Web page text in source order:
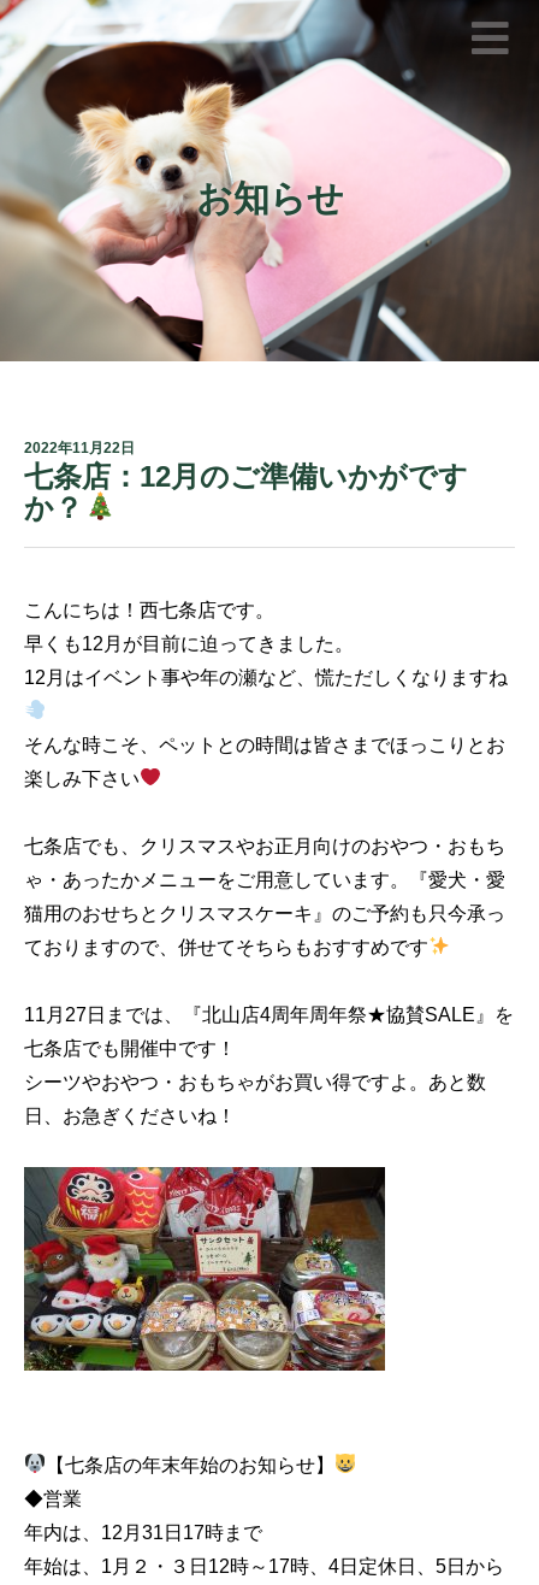
お知らせ
2022年11月22日
七条店：12月のご準備いかがです
か？
こんにちは！西七条店です。
早くも12月が目前に迫ってきました。
12月はイベント事や年の瀬など、慌ただしくなりますね
そんな時こそ、ペットとの時間は皆さまでほっこりとお
楽しみ下さい
七条店でも、クリスマスやお正月向けのおやつ・おもち
ゃ・あったかメニューをご用意しています。『愛犬・愛
猫用のおせちとクリスマスケーキ』のご予約も只今承っ
ておりますので、併せてそちらもおすすめです
11月27日までは、『北山店4周年周年祭★協賛SALE』を
七条店でも開催中です！
シーツやおやつ・おもちゃがお買い得ですよ。あと数
日、お急ぎくださいね！
【七条店の年末年始のお知らせ】
◆営業
年内は、12月31日17時まで
年始は、1月２・３日12時～17時、4日定休日、5日から